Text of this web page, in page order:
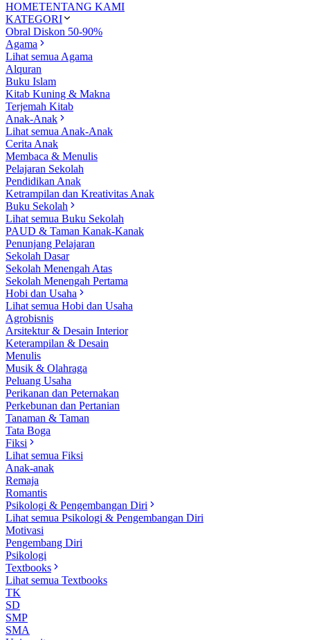
HOMETENTANG KAMI
KATEGORI
Obral Diskon 50-90%
Agama
Lihat semua Agama
Alquran
Buku Islam
Kitab Kuning & Makna
Terjemah Kitab
Anak-Anak
Lihat semua Anak-Anak
Cerita Anak
Membaca & Menulis
Pelajaran Sekolah
Pendidikan Anak
Ketrampilan dan Kreativitas Anak
Buku Sekolah
Lihat semua Buku Sekolah
PAUD & Taman Kanak-Kanak
Penunjang Pelajaran
Sekolah Dasar
Sekolah Menengah Atas
Sekolah Menengah Pertama
Hobi dan Usaha
Lihat semua Hobi dan Usaha
Agrobisnis
Arsitektur & Desain Interior
Keterampilan & Desain
Menulis
Musik & Olahraga
Peluang Usaha
Perikanan dan Peternakan
Perkebunan dan Pertanian
Tanaman & Taman
Tata Boga
Fiksi
Lihat semua Fiksi
Anak-anak
Remaja
Romantis
Psikologi & Pengembangan Diri
Lihat semua Psikologi & Pengembangan Diri
Motivasi
Pengembang Diri
Psikologi
Textbooks
Lihat semua Textbooks
TK
SD
SMP
SMA